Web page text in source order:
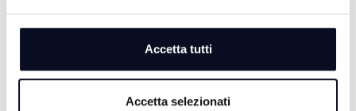
Accetta tutti
Accetta selezionati